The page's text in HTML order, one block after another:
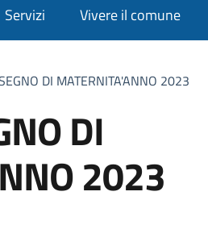
Servizi Vivere il comune
DI MATERNITA'ANNO 2023
DI
2023